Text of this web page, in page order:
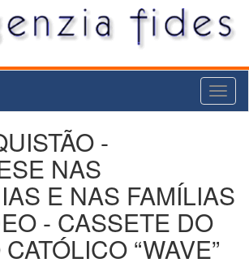
-
NAS
E NAS FAMÍLIAS
- CASSETE DO
“WAVE”